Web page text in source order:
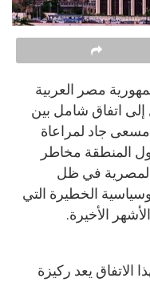
مصر العربية
إلى اتفاق شامل بين
مسعى جاد لمراعاة
المنطقة مخاطر
المصرية في ظل
الخطيرة التي
الأخيرة.
يعد ركيزة